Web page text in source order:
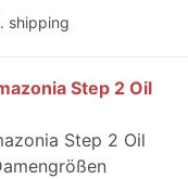
shipping
Step 2 Oil
Step 2 Oil